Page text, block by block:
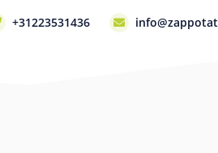
+31223531436